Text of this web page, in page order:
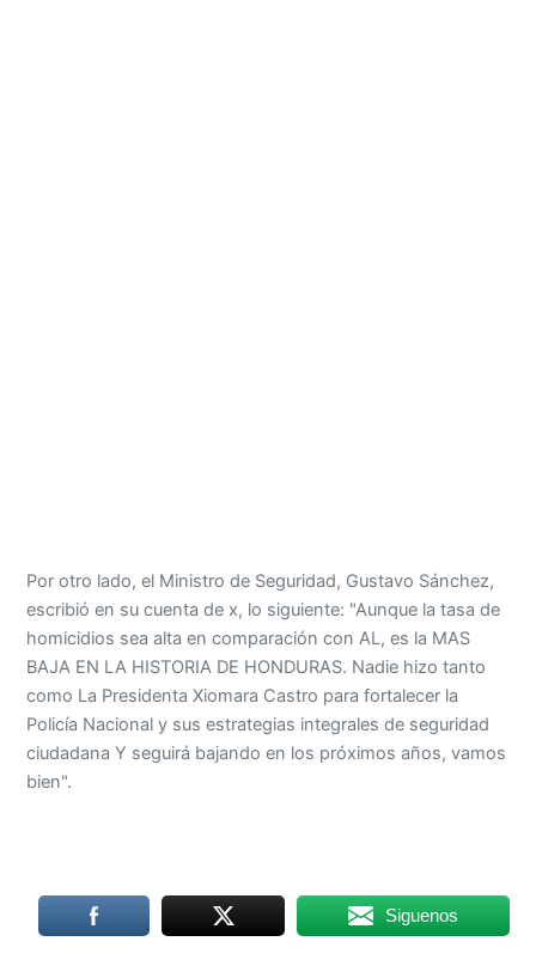
Por otro lado, el Ministro de Seguridad, Gustavo Sánchez,
escribió en su cuenta de x, lo siguiente: "Aunque la tasa de
homicidios sea alta en comparación con AL, es la MAS
BAJA EN LA HISTORIA DE HONDURAS. Nadie hizo tanto
como La Presidenta Xiomara Castro para fortalecer la
Policía Nacional y sus estrategias integrales de seguridad
ciudadana Y seguirá bajando en los próximos años, vamos
bien".
Siguenos